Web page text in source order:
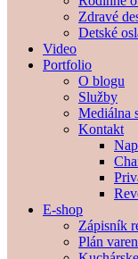
Zdravé
Detské
Video
Portfolio
O blogu
Služby
Mediálna
Kontakt
E-shop
Zápisník
Plán